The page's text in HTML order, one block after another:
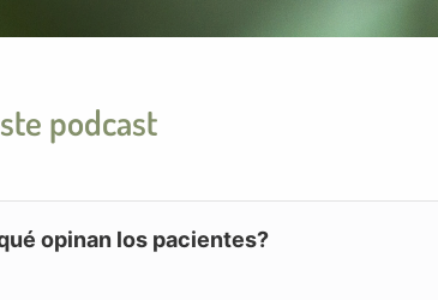
podcast
opinan los pacientes?